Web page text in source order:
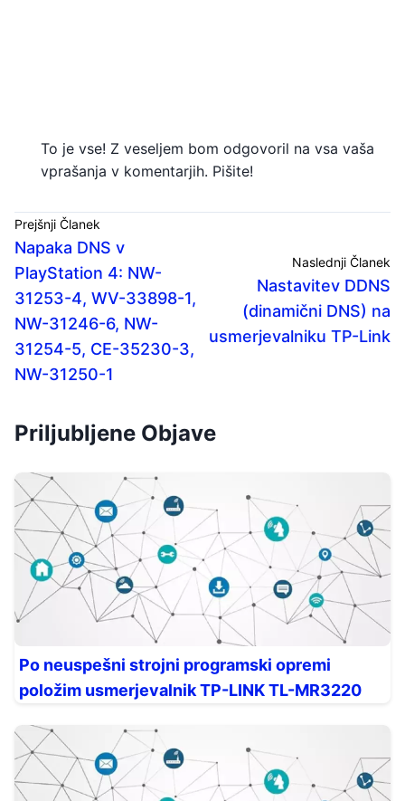
To je vse! Z veseljem bom odgovoril na vsa vaša
vprašanja v komentarjih. Pišite!
Prejšnji Članek
Napaka DNS v
PlayStation 4: NW-
31253-4, WV-33898-1,
NW-31246-6, NW-
31254-5, CE-35230-3,
NW-31250-1
Naslednji Članek
Nastavitev DDNS
(dinamični DNS) na
usmerjevalniku TP-Link
Priljubljene Objave
Po neuspešni strojni programski opremi
položim usmerjevalnik TP-LINK TL-MR3220